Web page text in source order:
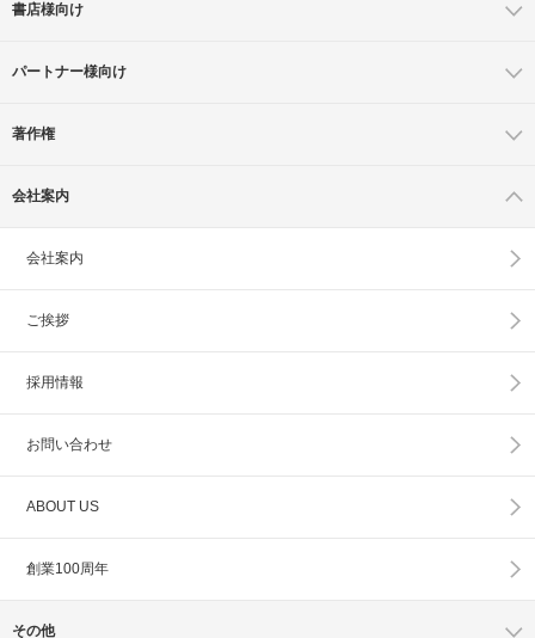
書店様向け
パートナー様向け
著作権
会社案内
会社案内
ご挨拶
採用情報
お問い合わせ
ABOUT US
創業100周年
その他